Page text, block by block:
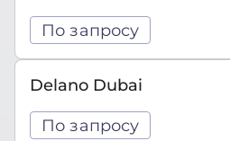
По запросу
Delano Dubai
По запросу